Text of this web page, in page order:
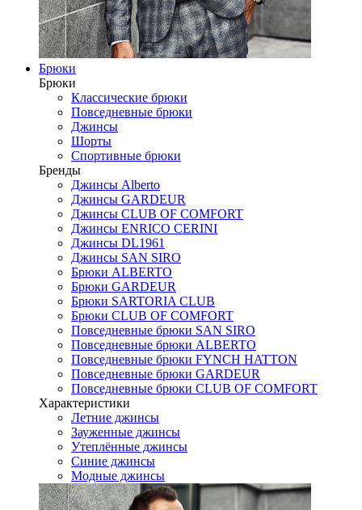
Брюки
Брюки
Классические брюки
Повседневные брюки
Джинсы
Шорты
Спортивные брюки
Бренды
Джинсы Alberto
Джинсы GARDEUR
Джинсы CLUB OF COMFORT
Джинсы ENRICO CERINI
Джинсы DL1961
Джинсы SAN SIRO
Брюки ALBERTO
Брюки GARDEUR
Брюки SARTORIA CLUB
Брюки CLUB OF COMFORT
Повседневные брюки SAN SIRO
Повседневные брюки ALBERTO
Повседневные брюки FYNCH HATTON
Повседневные брюки GARDEUR
Повседневные брюки CLUB OF COMFORT
Характеристики
Летние джинсы
Зауженные джинсы
Утеплённые джинсы
Синие джинсы
Модные джинсы